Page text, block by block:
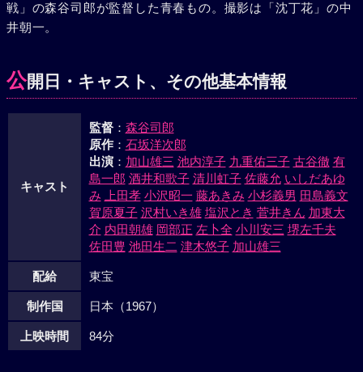
渡した。森田は頬をぬらしながら指揮をするのだった。さて
一時は琢磨の登場で雲行きがあやしくなった弓子と松男、梅
身辺は君子だけを残して急に淋しくなった。
戦」の森谷司郎が監督した青春もの。撮影は「沈丁花」の中
井朝一。
公開日・キャスト、その他基本情報
キャスト
監督： 森谷司郎
原作： 石坂洋次郎
出演： 加山雄三 池内淳子 九重佑三子 古谷徹 有
島一郎 酒井和歌子 清川虹子 佐藤允 いしだあゆ
み
上田孝 小沢昭一 藤あきみ 小杉義男 田島義文
賀原夏子 沢村いき雄 塩沢とき 菅井きん 加東大
介 内田朝雄 岡部正 左卜全 小川安三 堺左千夫
佐田豊 池田生二 津木悠子 加山雄三
配給 東宝
制作国 日本（1967）
上映時間 84分